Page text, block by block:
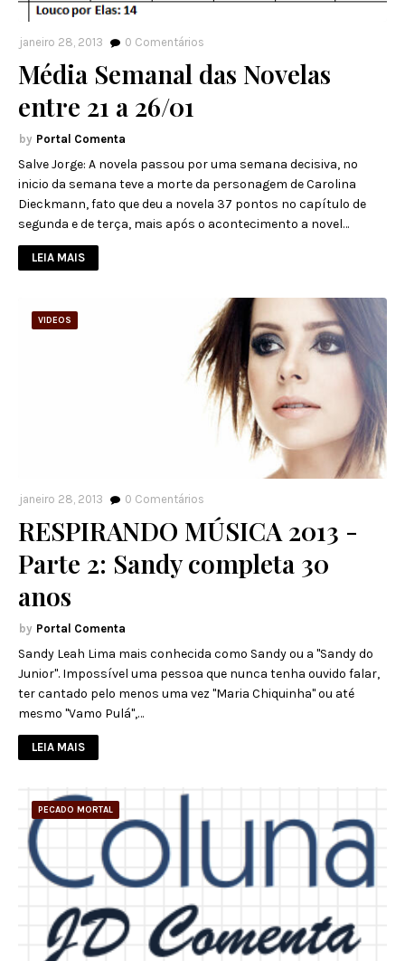
janeiro 28, 2013 0 Comentários
Média Semanal das Novelas
entre 21 a 26/01
Portal Comenta
Salve Jorge: A novela passou por uma semana decisiva, no
inicio da semana teve a morte da personagem de Carolina
Dieckmann, fato que deu a novela 37 pontos no capítulo de
segunda e de terça, mais após o acontecimento a novel…
LEIA MAIS
VIDEOS
janeiro 28, 2013 0 Comentários
RESPIRANDO MÚSICA 2013 -
Parte 2: Sandy completa 30
anos
Portal Comenta
Sandy Leah Lima mais conhecida como Sandy ou a "Sandy do
Junior". Impossível uma pessoa que nunca tenha ouvido falar,
ter cantado pelo menos uma vez "Maria Chiquinha" ou até
mesmo "Vamo Pulá",…
LEIA MAIS
PECADO MORTAL